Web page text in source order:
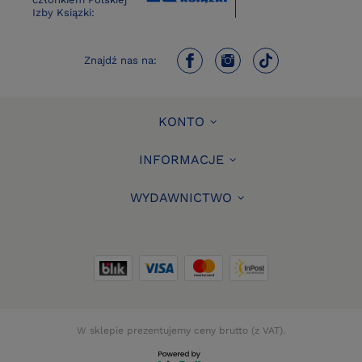
Izby Ksiązki:
Znajdź nas na:
KONTO
INFORMACJE
WYDAWNICTWO
W sklepie prezentujemy ceny brutto (z VAT).